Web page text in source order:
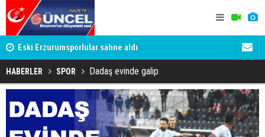
Eski Erzurumsporlular sahne aldı
HABERLER SPOR Dadaş evinde galip